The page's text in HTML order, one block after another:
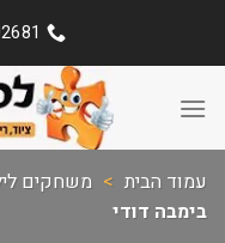
עמוד הבית > משחקים
בימבה דודי